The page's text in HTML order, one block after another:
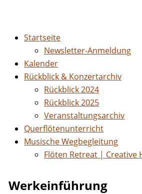
Startseite
Newsletter-Anmeldung
Kalender
Rückblick & Konzertarchiv
Rückblick 2024
Rückblick 2025
Veranstaltungsarchiv
Querflötenunterricht
Musische Wegbegleitung
Flöten Retreat | Creative
Werkeinführung